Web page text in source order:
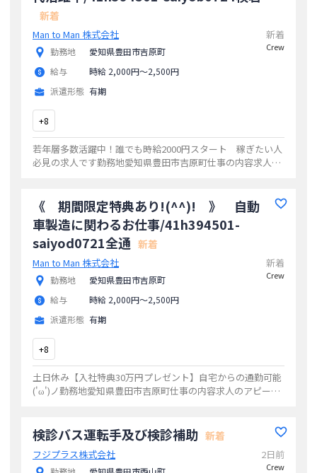
新着
Man to Man 株式会社
勤務地
愛知県豊田市吉原町
給与
時給 2,000円〜2,500円
派遣形態 有期
新着
Crew
+8
若年層多数活躍中！誰でも時給2000円スタート 稼ぎたい人
必見の求人です勤務地愛知県豊田市吉原町仕事の内容求人の
《 期間限定特典あり!(^^)! 》 自動
車製造に関わるお仕事/41h394501-
saiyod0721全通 新着
Man to Man 株式会社
勤務地
愛知県豊田市吉原町
給与
時給 2,000円〜2,500円
派遣形態 有期
新着
Crew
+8
土日休み【入社特典30万円プレゼント】自宅からの通勤可能
('ω')ノ勤務地愛知県豊田市吉原町仕事の内容求人のアピール
検診バス運転手及び検診補助 新着
フジプラス株式会社 2日前
Crew